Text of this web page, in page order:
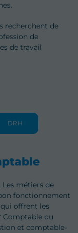
recherchent de
de
de travail
DRH
métiers de
fonctionnement
offrent les
Comptable ou
et comptable-